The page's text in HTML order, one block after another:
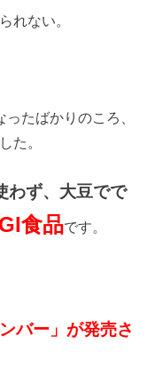
れない。
たばかりのころ、
た。
わず、大豆でで
食品です。
バー」が発売さ